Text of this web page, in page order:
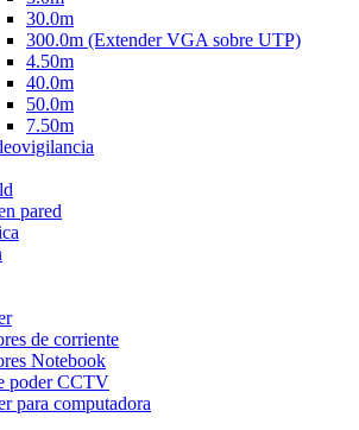
30.0m
300.0m (Extender VGA sobre UTP)
4.50m
40.0m
50.0m
7.50m
pared
de corriente
Notebook
poder CCTV
para computadora